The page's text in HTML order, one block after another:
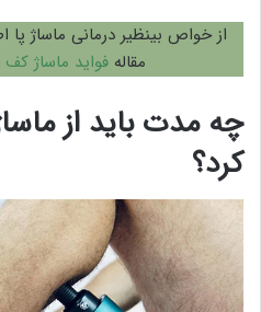
از خواص بینظیر درمانی ماساژ پا
مقاله فواید ماساژ کف
چه مدت باید از
کرد؟